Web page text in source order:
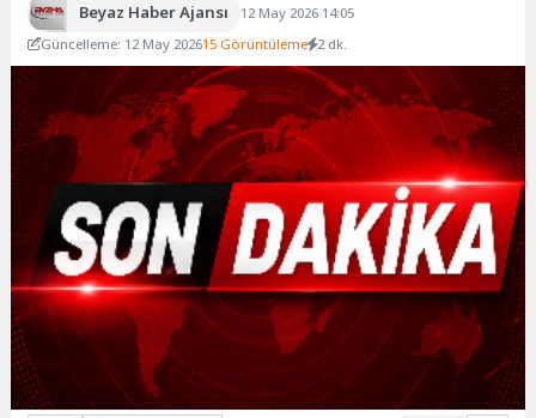
Beyaz Haber Ajansı
12 May 2026 14:05
Güncelleme: 12 May 202615 Görüntüleme 2 dk.